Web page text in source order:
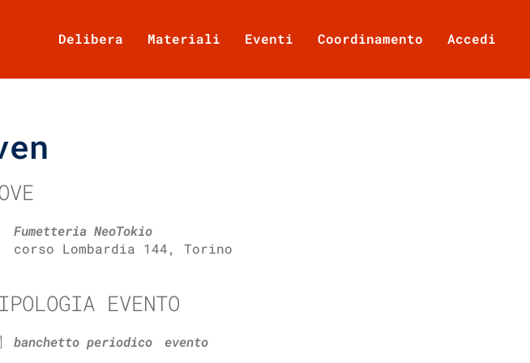
Delibera Materiali Eventi Coordinamento Accedi
Fumetteria NeoTokio
corso Lombardia 144, Torino
EVENTO
banchetto periodico evento